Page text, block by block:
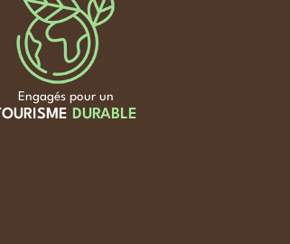
Engagés pour un
DURABLE